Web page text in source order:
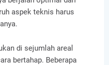
aspek teknis harus
di sejumlah areal
bertahap. Beberapa